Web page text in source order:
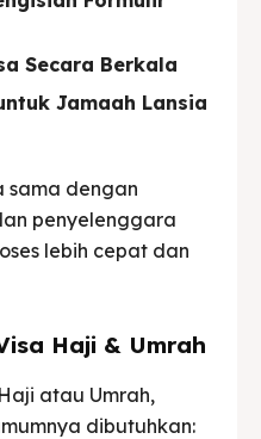
Secara Berkala
Jamaah Lansia
sama dengan
penyelenggara
lebih cepat dan
Haji & Umrah
atau Umrah,
dibutuhkan: